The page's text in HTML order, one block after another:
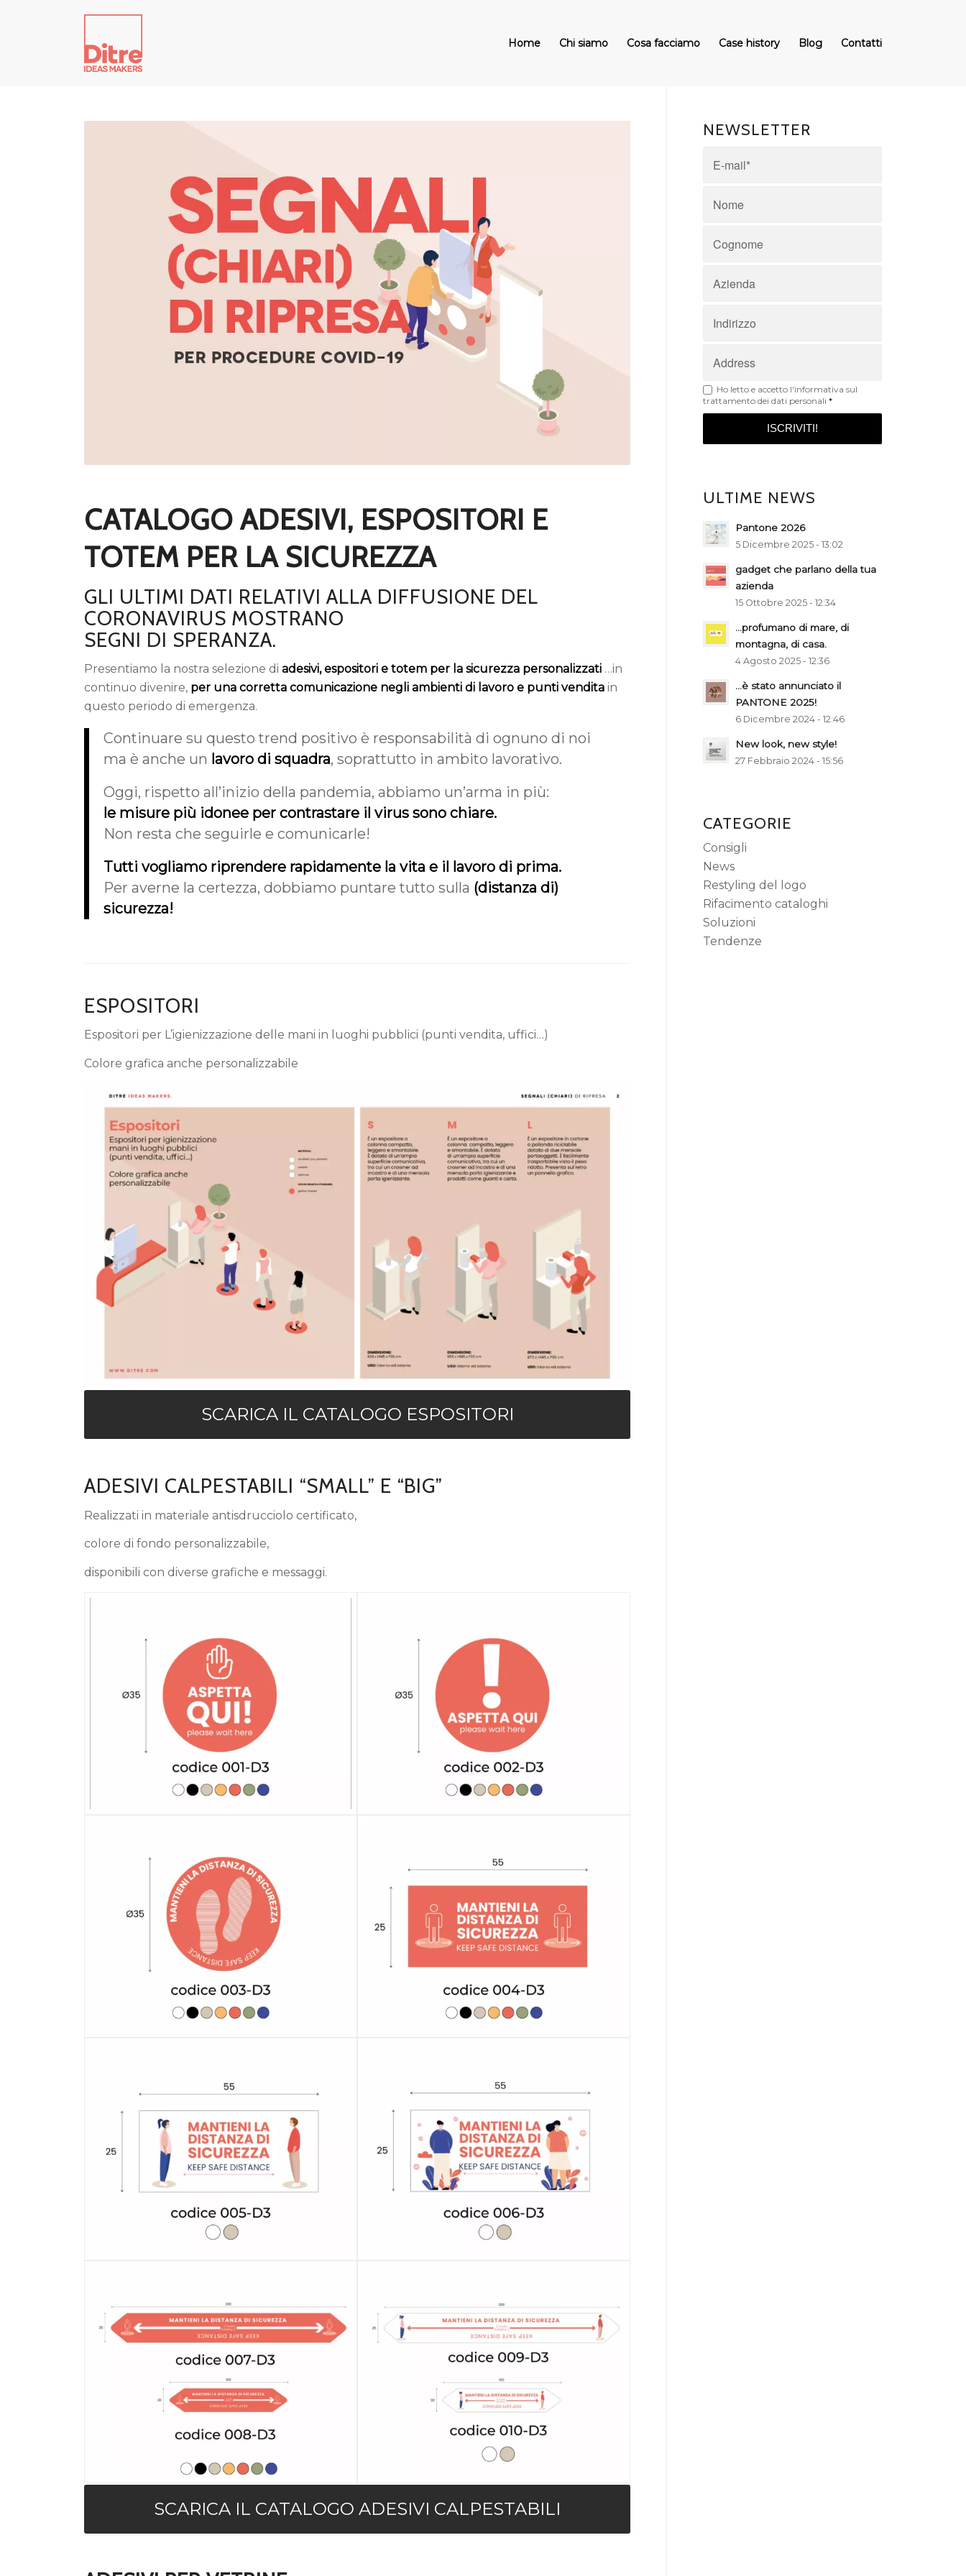
Home Chi siamo Cosa facciamo Case history Blog Contatti
CATALOGO ADESIVI, ESPOSITORI E
TOTEM PER LA SICUREZZA
GLI ULTIMI DATI RELATIVI ALLA DIFFUSIONE DEL
CORONAVIRUS MOSTRANO
SEGNI DI SPERANZA.
Presentiamo la nostra selezione diadesivi, espositori e totem per la sicurezza personalizzati …in
continuo divenire, per una corretta comunicazione negli ambienti di lavoro e punti venditain
questo periodo di emergenza.
Continuare su questo trend positivo è responsabilità di ognuno di noi
ma è anche un lavoro di squadra, soprattutto in ambito lavorativo.
Oggi, rispetto all’inizio della pandemia, abbiamo un’arma in più:
le misure più idonee per contrastare il virus sono chiare.
Non resta che seguirle e comunicarle!
Tutti vogliamo riprendere rapidamente la vita e il lavoro di prima.
Per averne la certezza, dobbiamo puntare tutto sulla (distanza di)
sicurezza!
ESPOSITORI
Espositori per L’igienizzazione delle mani in luoghi pubblici (punti vendita, uffici…)
Colore grafica anche personalizzabile
SCARICA IL CATALOGO ESPOSITORI
ADESIVI CALPESTABILI “SMALL” E “BIG”
Realizzati in materiale antisdrucciolo certificato,
colore di fondo personalizzabile,
disponibili con diverse grafiche e messaggi.
SCARICA IL CATALOGO ADESIVI CALPESTABILI
NEWSLETTER
Ho letto e accetto l'informativa sul
trattamento dei dati personali *
ULTIME NEWS
Pantone 2026
5 Dicembre 2025 - 13:02
gadget che parlano della tua
azienda
15 Ottobre 2025 - 12:34
…profumano di mare, di
montagna, di casa.
4 Agosto 2025 - 12:36
…è stato annunciato il
PANTONE 2025!
6 Dicembre 2024 - 12:46
New look, new style!
27 Febbraio 2024 - 15:56
CATEGORIE
Consigli
News
Restyling del logo
Rifacimento cataloghi
Soluzioni
Tendenze